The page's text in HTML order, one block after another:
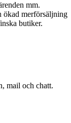
mm.
ökad merförsäljning
butiker.
mail och chatt.